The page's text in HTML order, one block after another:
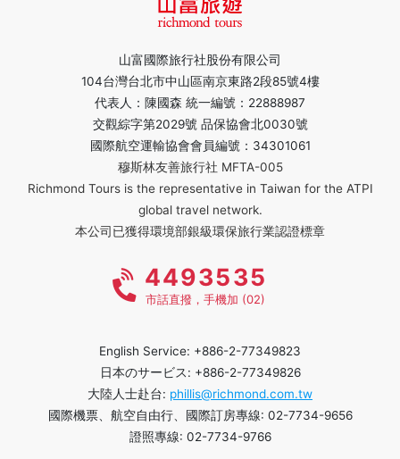
山富國際旅行社股份有限公司
104台灣台北市中山區南京東路2段85號4樓
代表人：陳國森 統一編號：22888987
交觀綜字第2029號 品保協會北0030號
國際航空運輸協會會員編號：34301061
穆斯林友善旅行社 MFTA-005
Richmond Tours is the representative in Taiwan for the ATPI
global travel network.
本公司已獲得環境部銀級環保旅行業認證標章
4493535
市話直撥，手機加 (02)
English Service: +886-2-77349823
日本のサービス: +886-2-77349826
大陸人士赴台: phillis@richmond.com.tw
國際機票、航空自由行、國際訂房專線: 02-7734-9656
證照專線: 02-7734-9766